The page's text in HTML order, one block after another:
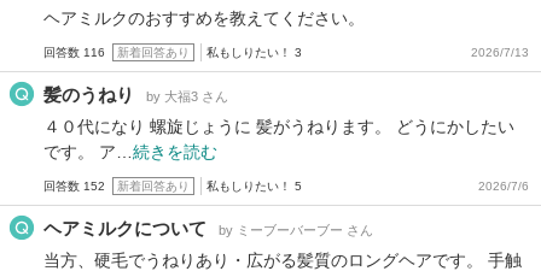
ヘアミルクのおすすめを教えてください。
回答数 116 新着回答あり 私もしりたい！ 3 2026/7/13
髪のうねり by 大福3 さん
４０代になり 螺旋じょうに 髪がうねります。 どうにかしたい
です。 ア… 続きを読む
回答数 152 新着回答あり 私もしりたい！ 5 2026/7/6
ヘアミルクについて by ミーブーバーブー さん
当方、硬毛でうねりあり・広がる髪質のロングヘアです。 手触